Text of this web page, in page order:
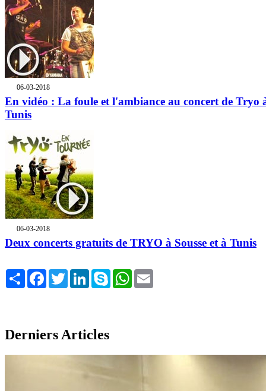
06-03-2018
En vidéo : La foule et l'ambiance au concert de Tryo
Tunis
06-03-2018
Deux concerts gratuits de TRYO à Sousse et à Tunis
Share FacebookTwitterLinkedInSkype WhatsApp
Derniers Articles